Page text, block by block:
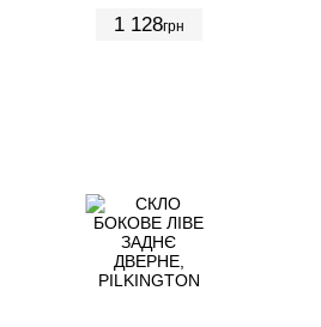
1 128грн